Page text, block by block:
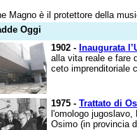
Magno è il protettore della
Oggi
1902 - Inaugurata
alla vita reale e fare
ceto imprenditoriale
1975 - Trattato di
l'omologo
Osimo (in provincia